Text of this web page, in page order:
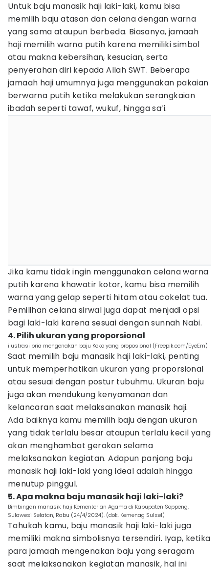
Untuk baju manasik haji laki-laki, kamu bisa
memilih baju atasan dan celana dengan warna
yang sama ataupun berbeda. Biasanya, jamaah
haji memilih warna putih karena memiliki simbol
atau makna kebersihan, kesucian, serta
penyerahan diri kepada Allah SWT. Beberapa
jamaah haji umumnya juga menggunakan pakaian
berwarna putih ketika melakukan serangkaian
ibadah seperti tawaf, wukuf, hingga sa’i.
Jika kamu tidak ingin menggunakan celana warna
putih karena khawatir kotor, kamu bisa memilih
warna yang gelap seperti hitam atau cokelat tua.
Pemilihan celana sirwal juga dapat menjadi opsi
bagi laki-laki karena sesuai dengan sunnah Nabi.
4. Pilih ukuran yang proporsional
ilustrasi pria mengenakan baju Koko yang proposional (Freepik.com/EyeEm)
Saat memilih baju manasik haji laki-laki, penting
untuk memperhatikan ukuran yang proporsional
atau sesuai dengan postur tubuhmu. Ukuran baju
juga akan mendukung kenyamanan dan
kelancaran saat melaksanakan manasik haji.
Ada baiknya kamu memilih baju dengan ukuran
yang tidak terlalu besar ataupun terlalu kecil yang
akan menghambat gerakan selama
melaksanakan kegiatan. Adapun panjang baju
manasik haji laki-laki yang ideal adalah hingga
menutup pinggul.
5. Apa makna baju manasik haji laki-laki?
Bimbingan manasik haji Kementerian Agama di Kabupaten Soppeng,
Sulawesi Selatan, Rabu (24/4/2024). (dok. Kemenag Sulsel)
Tahukah kamu, baju manasik haji laki-laki juga
memiliki makna simbolisnya tersendiri. Iyap, ketika
para jamaah mengenakan baju yang seragam
saat melaksanakan kegiatan manasik, hal ini